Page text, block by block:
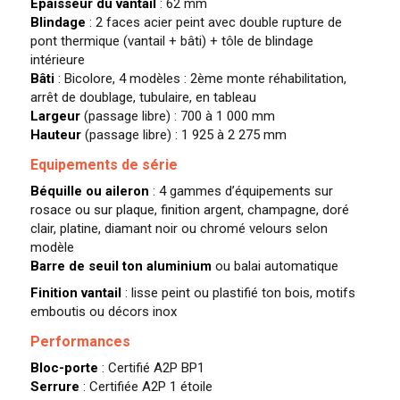
Epaisseur du vantail : 62 mm
Blindage : 2 faces acier peint avec double rupture de
pont thermique (vantail + bâti) + tôle de blindage
intérieure
Bâti: Bicolore, 4 modèles : 2ème monte réhabilitation,
arrêt de doublage, tubulaire, en tableau
Largeur(passage libre) : 700 à 1 000 mm
Hauteur(passage libre) : 1 925 à 2 275 mm
Equipements de série
Béquille ou aileron : 4 gammes d’équipements sur
rosace ou sur plaque, finition argent, champagne, doré
clair, platine, diamant noir ou chromé velours selon
modèle
Barre de seuil ton aluminium ou balai automatique
Finition vantail: lisse peint ou plastifié ton bois, motifs
emboutis ou décors inox
Performances
Bloc-porte : Certifié A2P BP1
Serrure : Certifiée A2P 1 étoile